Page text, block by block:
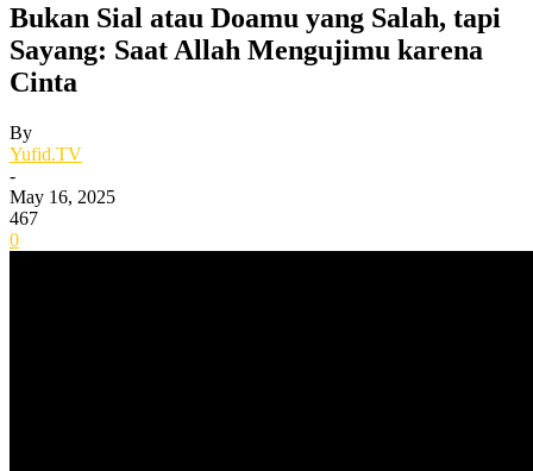
Bukan Sial atau Doamu yang Salah, tapi
Sayang: Saat Allah Mengujimu karena
Cinta
By
Yufid.TV
-
May 16, 2025
467
0